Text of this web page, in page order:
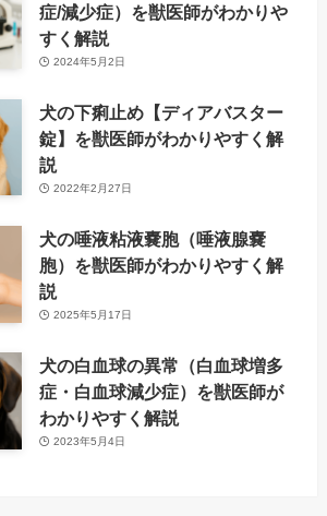
症/減少症）を獣医師がわかりや
すく解説
2024年5月2日
犬の下痢止め【ディアバスター
錠】を獣医師がわかりやすく解
説
2022年2月27日
犬の唾液粘液嚢胞（唾液腺嚢
胞）を獣医師がわかりやすく解
説
2025年5月17日
犬の白血球の異常（白血球増多
症・白血球減少症）を獣医師が
わかりやすく解説
2023年5月4日